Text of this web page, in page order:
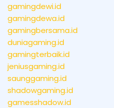
gamingdewi.id
gamingdewa.id
gamingbersama.id
duniagaming.id
gamingterbaik.id
jeniusgaming.id
saunggaming.id
shadowgaming.id
gamesshadow.id